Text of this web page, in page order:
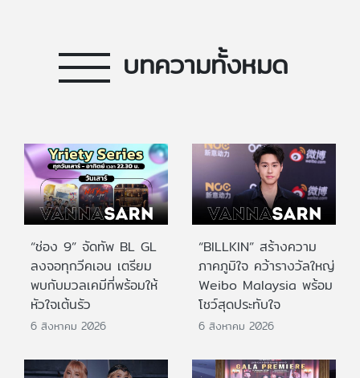
บทความทั้งหมด
“ช่อง 9” จัดทัพ BL GL
ลงจอทุกวีคเอน เตรียม
พบกับมวลเคมีที่พร้อมให้
หัวใจเต้นรัว
6 สิงหาคม 2026
“BILLKIN” สร้างความ
ภาคภูมิใจ คว้ารางวัลใหญ่
Weibo Malaysia พร้อม
โชว์สุดประทับใจ
6 สิงหาคม 2026